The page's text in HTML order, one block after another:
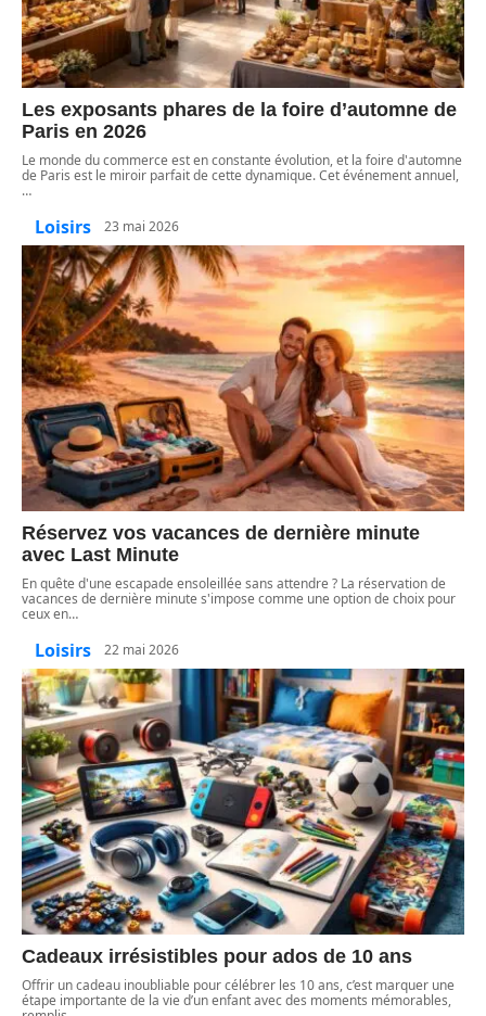
Les exposants phares de la foire d’automne de
Paris en 2026
Le monde du commerce est en constante évolution, et la foire d'automne
de Paris est le miroir parfait de cette dynamique. Cet événement annuel,
…
Loisirs 23 mai 2026
Réservez vos vacances de dernière minute
avec Last Minute
En quête d'une escapade ensoleillée sans attendre ? La réservation de
vacances de dernière minute s'impose comme une option de choix pour
ceux en…
Loisirs 22 mai 2026
Cadeaux irrésistibles pour ados de 10 ans
Offrir un cadeau inoubliable pour célébrer les 10 ans, c’est marquer une
étape importante de la vie d’un enfant avec des moments mémorables,